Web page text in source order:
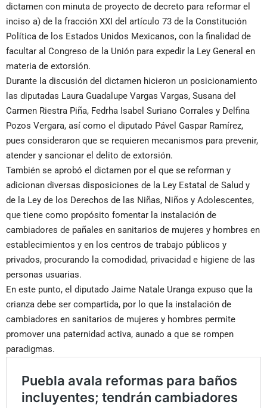
dictamen con minuta de proyecto de decreto para reformar el
inciso a) de la fracción XXI del artículo 73 de la Constitución
Política de los Estados Unidos Mexicanos, con la finalidad de
facultar al Congreso de la Unión para expedir la Ley General en
materia de extorsión.
Durante la discusión del dictamen hicieron un posicionamiento
las diputadas Laura Guadalupe Vargas Vargas, Susana del
Carmen Riestra Piña, Fedrha Isabel Suriano Corrales y Delfina
Pozos Vergara, así como el diputado Pável Gaspar Ramírez,
pues consideraron que se requieren mecanismos para prevenir,
atender y sancionar el delito de extorsión.
También se aprobó el dictamen por el que se reforman y
adicionan diversas disposiciones de la Ley Estatal de Salud y
de la Ley de los Derechos de las Niñas, Niños y Adolescentes,
que tiene como propósito fomentar la instalación de
cambiadores de pañales en sanitarios de mujeres y hombres en
establecimientos y en los centros de trabajo públicos y
privados, procurando la comodidad, privacidad e higiene de las
personas usuarias.
En este punto, el diputado Jaime Natale Uranga expuso que la
crianza debe ser compartida, por lo que la instalación de
cambiadores en sanitarios de mujeres y hombres permite
promover una paternidad activa, aunado a que se rompen
paradigmas.